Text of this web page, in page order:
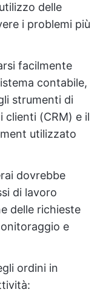
delle
i problemi più
facilmente
contabile,
strumenti di
clienti (CRM) e il
utilizzato
dovrebbe
di lavoro
delle richieste
e
ordini in